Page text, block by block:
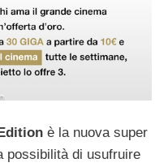
è la nuova super
possibilità di usufruire